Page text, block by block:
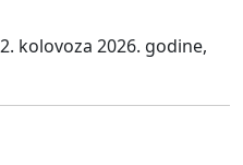
kolovoza 2026. godine,